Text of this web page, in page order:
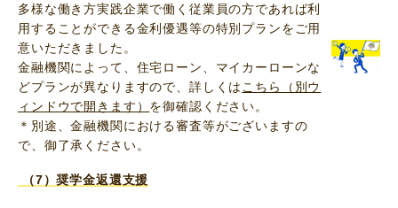
多様な働き方実践企業で働く従業員の方であれば利
用することができる金利優遇等の特別プランをご用
意いただきました。
金融機関によって、住宅ローン、マイカーローンな
どプランが異なりますので、詳しくは こちら（別ウ
ィンドウで開きます） を御確認ください。
＊別途、金融機関における審査等がございますの
で、御了承ください。
（7）奨学金返還支援